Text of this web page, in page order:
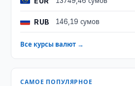
RUB 146,19 сумов
Все курсы валют →
САМОЕ ПОПУЛЯРНОЕ